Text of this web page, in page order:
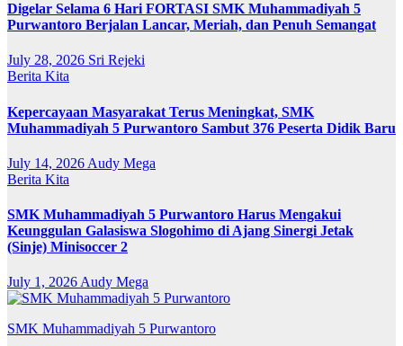
Digelar Selama 6 Hari FORTASI SMK Muhammadiyah 5
Purwantoro Berjalan Lancar, Meriah, dan Penuh Semangat
July 28, 2026 Sri Rejeki
Berita Kita
Kepercayaan Masyarakat Terus Meningkat, SMK
Muhammadiyah 5 Purwantoro Sambut 376 Peserta Didik Baru
July 14, 2026 Audy Mega
Berita Kita
SMK Muhammadiyah 5 Purwantoro Harus Mengakui
Keunggulan Galasiswa Slogohimo di Ajang Sinergi Jetak
(Sinje) Minisoccer 2
July 1, 2026Audy Mega
SMK Muhammadiyah 5 Purwantoro